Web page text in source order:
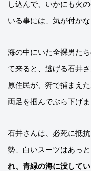
し込んで、いかにも火
いる事には、気が付か
海の中にいた全裸男た
て来ると、逃げる石井
原住民が、狩で捕まえ
両足を掴んでぶら下げま
石井さんは、必死に抵
勢、白いスーツはあっと
れ、青緑の海に没してい